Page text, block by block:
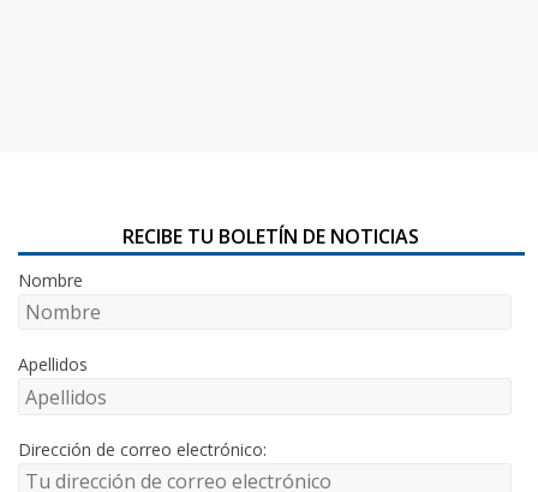
RECIBE TU BOLETÍN DE NOTICIAS
Nombre
Apellidos
Dirección de correo electrónico: